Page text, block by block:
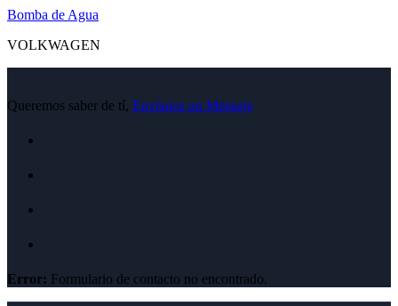
Bomba de Agua
VOLKWAGEN
Queremos saber de tí, Envíanos un Mensaje
Error: Formulario de contacto no encontrado.